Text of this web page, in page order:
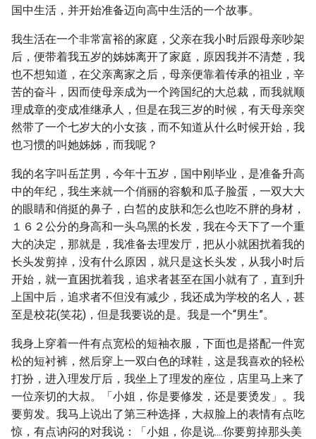
国中生活，并开始准备迈向高中生活的一个故事。
我生活在一个非常富裕的家庭，父亲在我小时后跟母亲吵架
后，便带着我五岁的姊姊离开了家庭，原因我并不清楚，我
也不想知道，在父亲离家之后，母亲便靠着传承的祖业，辛
苦的奋斗，因而使母亲成为一个跨国纪的大总裁，而我就顺
理成章的变成准继承人，但是在我三岁的时候，有天母亲突
然带了一个七岁大的小女孩，而不知道从什么时候开始，我
也习惯的叫她姊姊，而我呢？
我的名字叫岳芷男，今年十五岁，国中刚毕业，是准备升高
中的年纪，我生来就一个俏丽的容貌和瓜子脸蛋，一双大大
的眼睛和俏挺的鼻子，白皙的皮肤和怎么也吃不胖的身材，
１６２公分的身高和一头乌黑的长发，我在今天下了一个重
大的决定，那就是，我准备去理发厅，把从小就困扰着我的
长头发剪掉，没有什么原因，就只是这长头发，从我小时后
开始，就一直困扰着我，追求者甚至在国小就有了，直到升
上国中后，追求者不但没有减少，我还成为学校的名人，甚
至是校花(笑花)，但是我要说的是。我是一个“男生”。
我身上穿着一件有点宽松的短袖衣服，下面也是搭配一件宽
松的短衬裤，然后穿上一双白色的球鞋，这是我喜欢的轻松
打扮，进入理发厅后，我坐上了理发的座位，店里马上来了
一位亲切的大叔。「小姐，你是要修发，还是要烫发」。我
要剪发。我马上说出了第三种选择，大叔脸上的表情有点吃
惊，有点讷闷的对我说：「小姐，你是说....你要剪掉那头美